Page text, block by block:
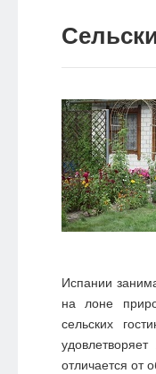
ЭКО-
Испании
на лоне
сельских
отличается от